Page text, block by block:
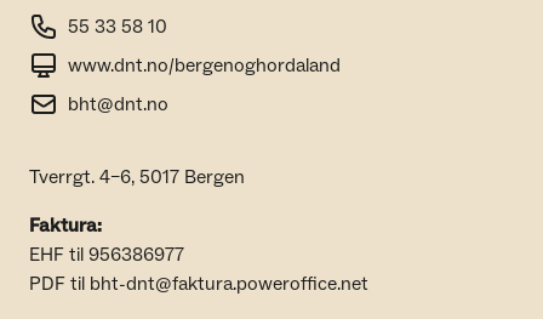
55 33 58 10
www.dnt.no/bergenoghordaland
bht@dnt.no
Tverrgt. 4–6, 5017 Bergen
Faktura:
EHF til 956386977
PDF til bht-dnt@faktura.poweroffice.net